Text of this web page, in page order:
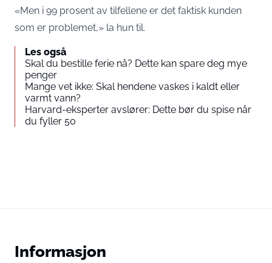
«Men i 99 prosent av tilfellene er det faktisk kunden
som er problemet,» la hun til.
Les også
Skal du bestille ferie nå? Dette kan spare deg mye
penger
Mange vet ikke: Skal hendene vaskes i kaldt eller
varmt vann?
Harvard-eksperter avslører: Dette bør du spise når
du fyller 50
Informasjon